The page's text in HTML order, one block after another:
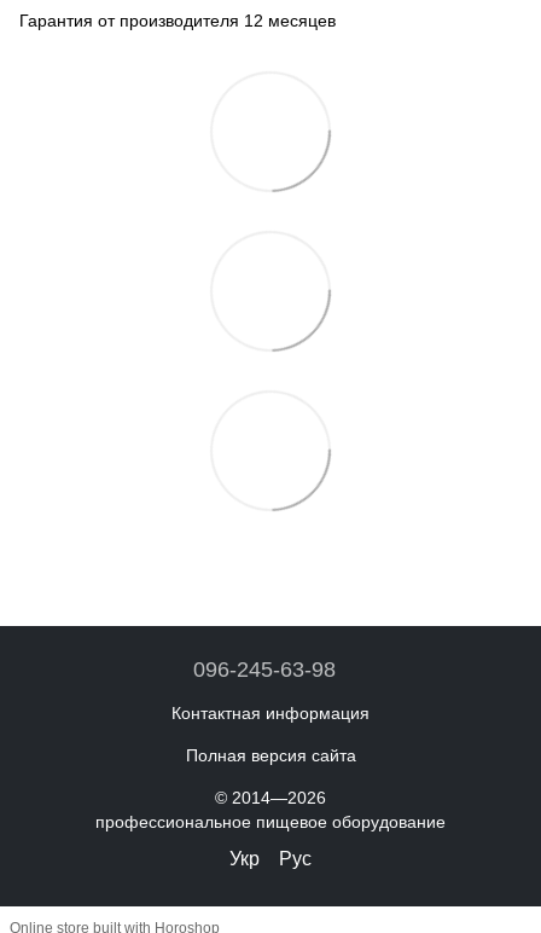
Гарантия от производителя 12 месяцев
096-245-63-98
Контактная информация
Полная версия сайта
© 2014—2026
профессиональное пищевое оборудование
Укр Рус
Online store built with Horoshop